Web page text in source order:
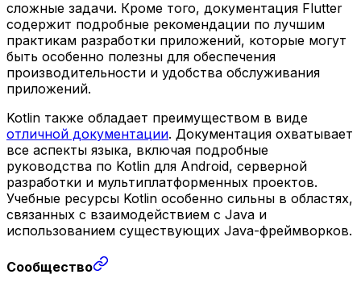
сложные задачи. Кроме того, документация Flutter
содержит подробные рекомендации по лучшим
практикам разработки приложений, которые могут
быть особенно полезны для обеспечения
производительности и удобства обслуживания
приложений.
Kotlin также обладает преимуществом в виде
отличной документации. Документация охватывает
все аспекты языка, включая подробные
руководства по Kotlin для Android, серверной
разработки и мультиплатформенных проектов.
Учебные ресурсы Kotlin особенно сильны в областях,
связанных с взаимодействием с Java и
использованием существующих Java-фреймворков.
Сообщество